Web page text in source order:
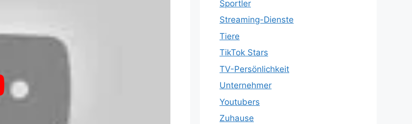
Sportler
Streaming-Dienste
Tiere
TikTok Stars
TV-Persönlichkeit
Unternehmer
Youtubers
Zuhause